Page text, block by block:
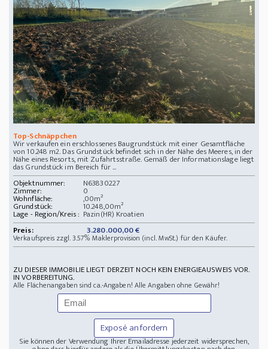
Top-Schnäppchen
Wir verkaufen ein erschlossenes Baugrundstück mit einer Gesamtfläche
von 10.248 m2. Das Grundstück befindet sich in der Nähe des Meeres, in der
Nähe eines Resorts, mit Zufahrtsstraße. Gemäß der Informationslage liegt
das Grundstück im Bereich für ...
Objektnummer:
N63830227
Zimmer: 0
Wohnfläche: ,00m²
Grundstück: 10.248,00m²
Lage - Region/Kreis : Pazin(HR) Kroatien
Preis:
3.280.000,00 €
Verkaufspreis zzgl. 3.57% Maklerprovision (incl. MwSt.) für den Käufer.
ZU DIESER IMMOBILIE LIEGT DERZEIT NOCH KEIN ENERGIEAUSWEIS VOR.
IN VORBEREITUNG.
Alle Flächenangaben sind ca.-Angaben! Alle Angaben ohne Gewähr!
Exposé anfordern
Sie können der Verwendung Ihrer Emailadresse jederzeit widersprechen,